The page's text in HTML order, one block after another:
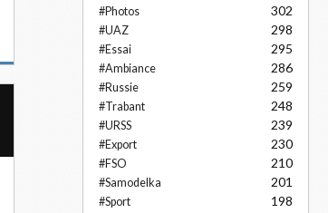
#Photos 302
#UAZ 298
#Essai 295
#Ambiance 286
#Russie 259
#Trabant 248
#URSS 239
#Export 230
#FSO 210
#Samodelka 201
#Sport 198